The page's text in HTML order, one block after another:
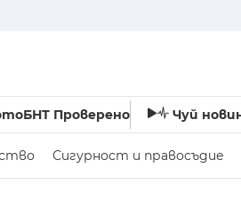
БНТ Проверено Чуй
Сигурност и правосъдие